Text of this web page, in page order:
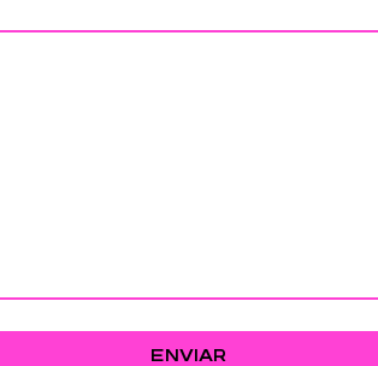
ENVIAR